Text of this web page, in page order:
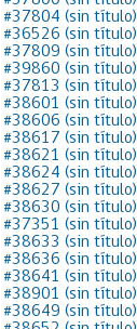
#37804 (sin título)
#36526 (sin título)
#37809 (sin título)
#39860 (sin título)
#37813 (sin título)
#38601 (sin título)
#38606 (sin título)
#38617 (sin título)
#38621 (sin título)
#38624 (sin título)
#38627 (sin título)
#38630 (sin título)
#37351 (sin título)
#38633 (sin título)
#38636 (sin título)
#38641 (sin título)
#38901 (sin título)
#38649 (sin título)